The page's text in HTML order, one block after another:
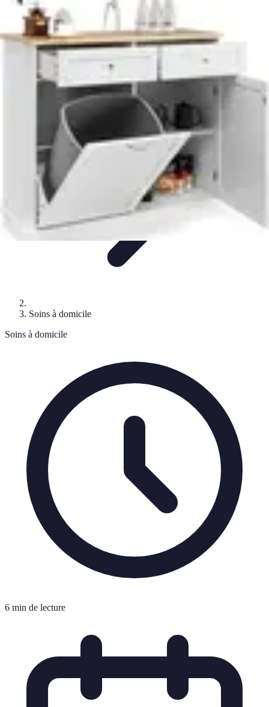
Infirmiers à Domicile
Pratiques et erreurs
Choix de l'infirmierTechnologie et
Innovation Communication et PratiquesCommunication
Infirmiers à Domicile
Soins à domicile
Soins à domicile
6 min de lecture